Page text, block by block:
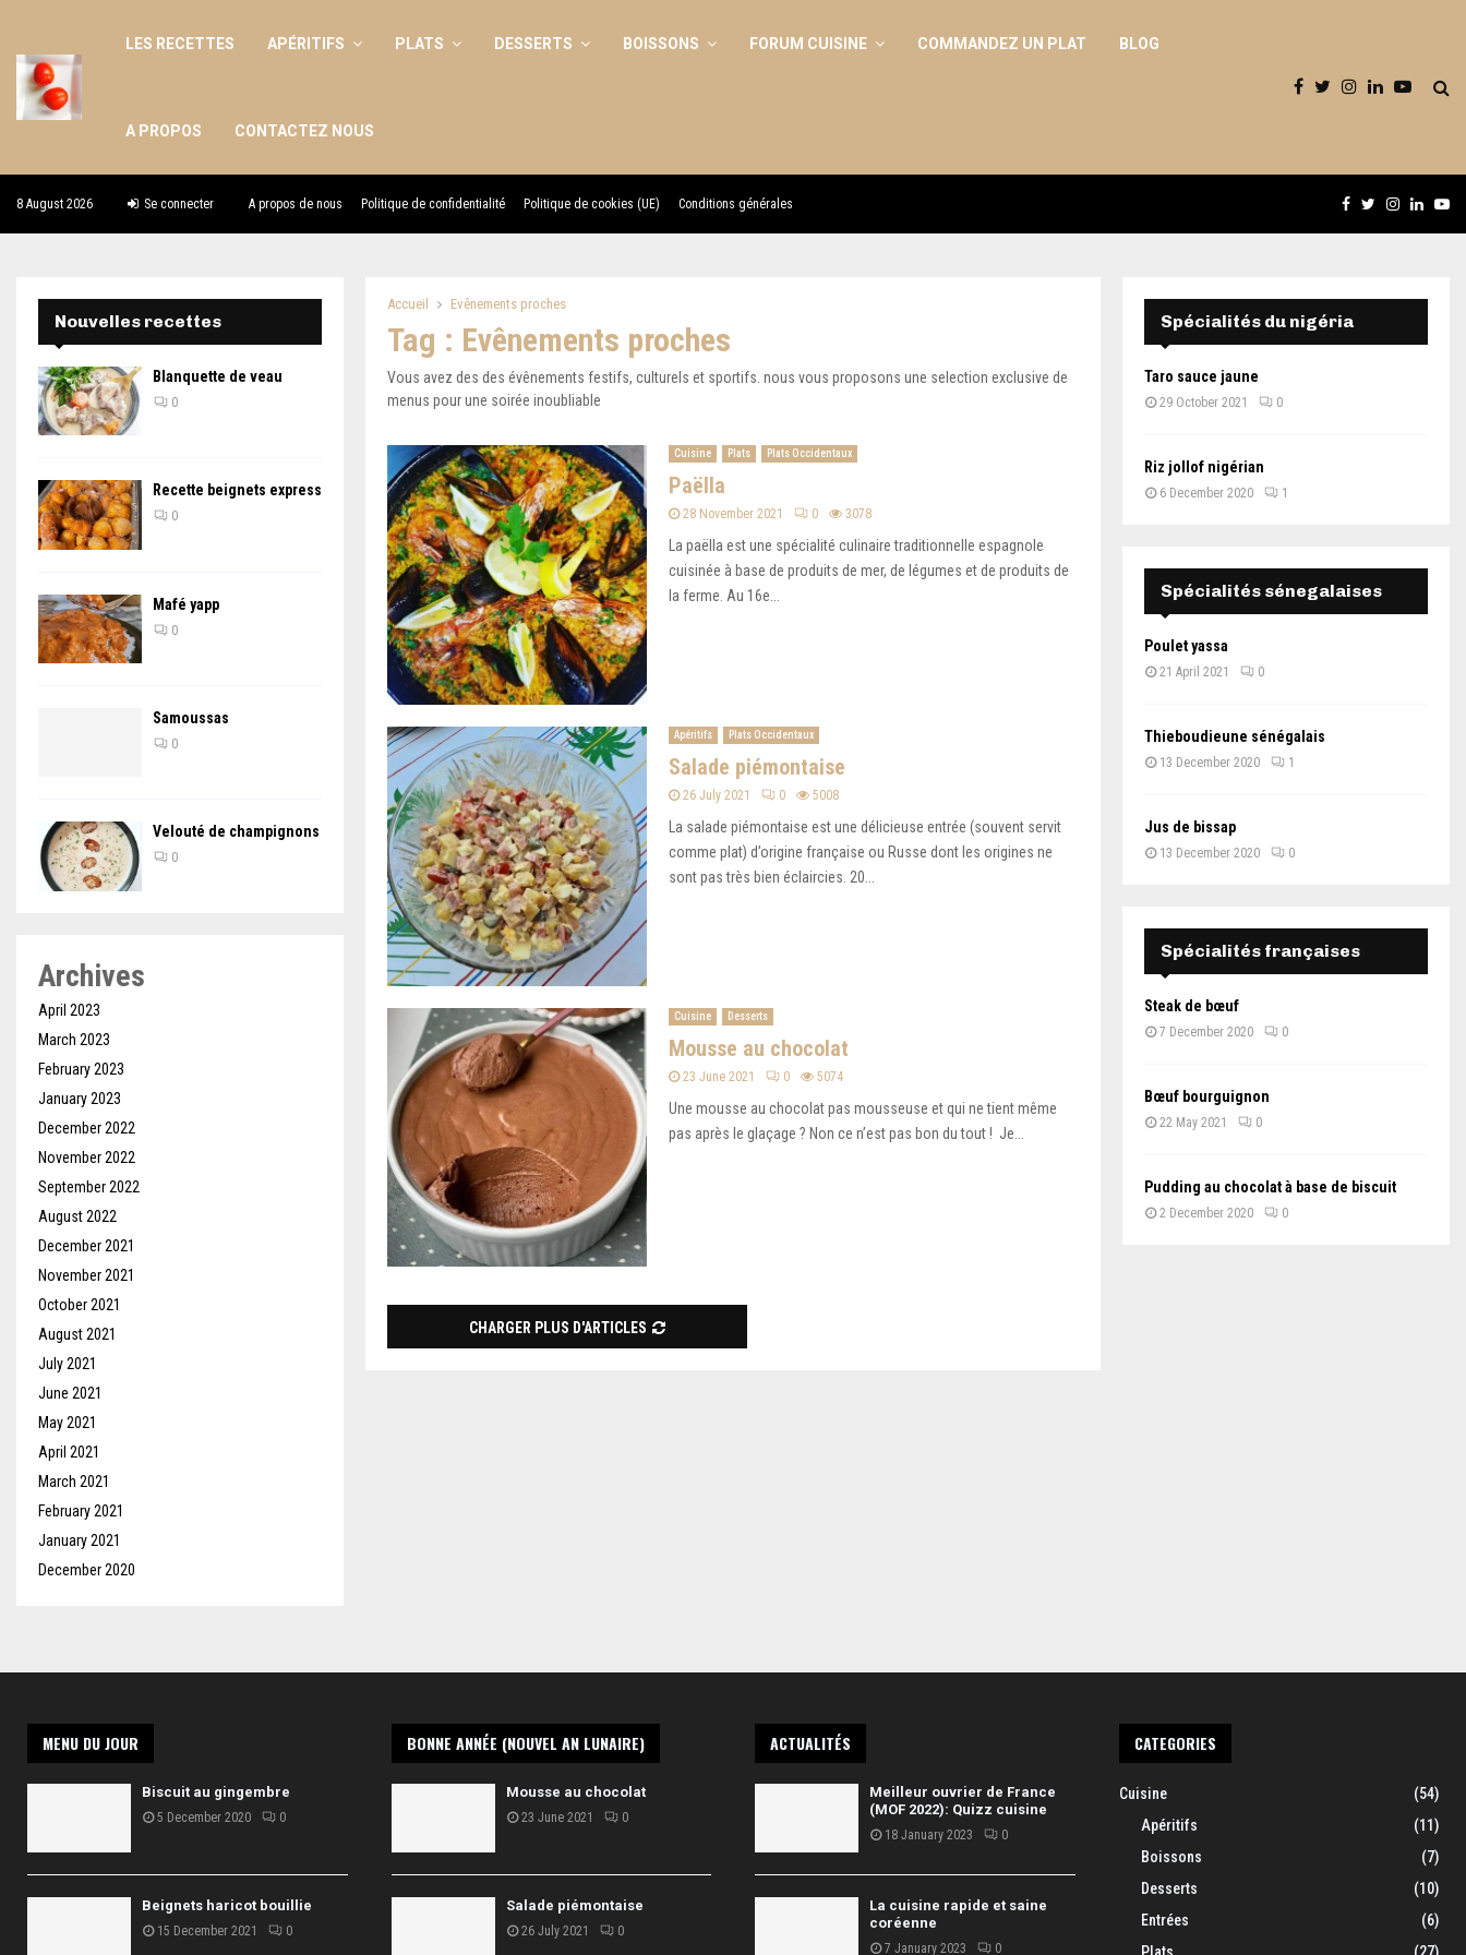
LES RECETTES APÉRITIFS PLATS DESSERTS BOISSONS FORUM CUISINE COMMANDEZ UN PLAT BLOG
A PROPOS CONTACTEZ NOUS
8 August 2026 Se connecter A propos de nous Politique de confidentialité Politique de cookies (UE) Conditions générales Facebook
TwitterInstagram
Accueil Evênements proches
Tag : Evênements proches
Vous avez des des évênements festifs, culturels et sportifs. nous vous proposons une selection exclusive de
menus pour une soirée inoubliable
Cuisine Plats Plats Occidentaux
Paëlla
28 November 2021 0 3078
La paëlla est une spécialité culinaire traditionnelle espagnole
cuisinée à base de produits de mer, de légumes et de produits de
la ferme. Au 16e...
Apéritifs Plats Occidentaux
Salade piémontaise
26 July 2021 0 5008
La salade piémontaise est une délicieuse entrée (souvent servit
comme plat) d’origine française ou Russe dont les origines ne
sont pas très bien éclaircies. 20...
Cuisine Desserts
Mousse au chocolat
23 June 2021 0 5074
Une mousse au chocolat pas mousseuse et qui ne tient même
pas après le glaçage ? Non ce n’est pas bon du tout ! Je...
CHARGER PLUS D'ARTICLES
Nouvelles recettes
Blanquette de veau
0
Recette beignets express
0
Mafé yapp
0
Samoussas
0
Velouté de champignons
0
Archives
April 2023
March 2023
February 2023
January 2023
December 2022
November 2022
September 2022
August 2022
December 2021
November 2021
October 2021
August 2021
July 2021
June 2021
May 2021
April 2021
March 2021
February 2021
January 2021
December 2020
Spécialités du nigéria
Taro sauce jaune
29 October 2021 0
Riz jollof nigérian
6 December 2020 1
Spécialités sénegalaises
Poulet yassa
21 April 2021 0
Thieboudieune sénégalais
13 December 2020 1
Jus de bissap
13 December 2020 0
Spécialités françaises
Steak de bœuf
7 December 2020 0
Bœuf bourguignon
22 May 2021 0
Pudding au chocolat à base de biscuit
2 December 2020 0
MENU DU JOUR
Biscuit au gingembre
5 December 2020 0
Beignets haricot bouillie
15 December 2021 0
BONNE ANNÉE (NOUVEL AN LUNAIRE)
Mousse au chocolat
23 June 2021 0
Salade piémontaise
26 July 2021 0
ACTUALITÉS
Meilleur ouvrier de France
(MOF 2022): Quizz cuisine
18 January 2023 0
La cuisine rapide et saine
coréenne
7 January 2023 0
CATEGORIES
Cuisine
(54)
Apéritifs
(11)
Boissons
(7)
Desserts
(10)
Entrées
(6)
Plats
(27)